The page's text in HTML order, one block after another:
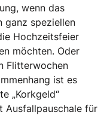
wenn das
ganz speziellen
Hochzeitsfeier
möchten. Oder
Flitterwochen
ist es
„Korkgeld“
Ausfallpauschale für